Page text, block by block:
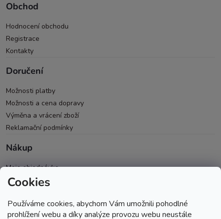
Cookies
Používáme cookies, abychom Vám umožnili pohodlné
prohlížení webu a díky analýze provozu webu neustále
Obchod
Hodnocení obchodu
Registrace
Kontakty
Doručení
Možnosti platby
Možnosti a cena dopravy
Výměna a vrácení zboží
Reklamační podmínky
Nákup
Moje objednávka
Všeobecné obchodní podmínky
Spolupráce PRO & B2B